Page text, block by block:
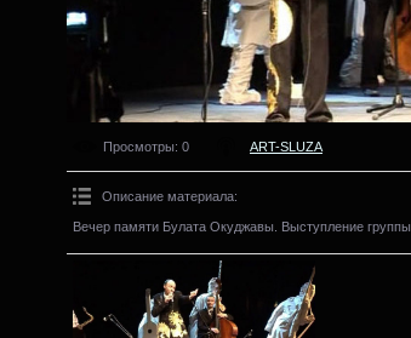
Просмотры: 0 ART-SLUZA
Описание материала:
Вечер памяти Булата Окуджавы. Выступление